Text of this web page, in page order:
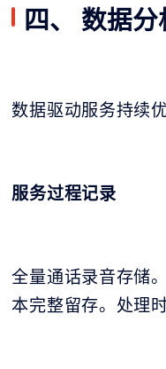
四、 数据
数据驱动服务持续优
服务过程记录
全量通话录音存储
本完整留存。处理